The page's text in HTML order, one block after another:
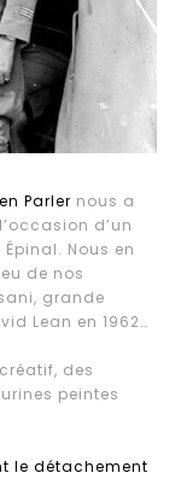
Parler nous a
d’un
Nous en
de nos
grande
Lean en 1962…
des
peintes
le détachement